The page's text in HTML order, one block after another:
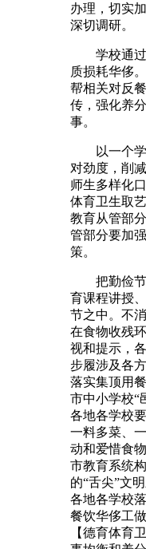
办理，切实
深切调研。
学校通过
质损耗华侈
帮相关对反
传，强化养
事。
以一个学
对劲度，削
师生多样化
体育卫生取
教育从管部
管部分要加
策。
把勤俭节
育课程讲授
节之中。不
在食物收残
视和提示，
步履涉及各
落实集顶用
市中小学校“
各地各学校
一料多菜、
动和爱惜食
市教育系统
的“舌尖”文
各地各学校
餐饮华侈工
【德育体育